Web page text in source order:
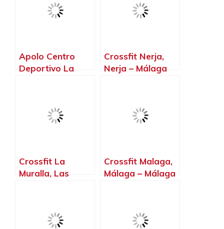
Apolo Centro
Deportivo La
Málaga
Crossfit Nerja,
Nerja – Málaga
Crossfit La
Muralla, Las
Crossfit Malaga,
Málaga – Málaga